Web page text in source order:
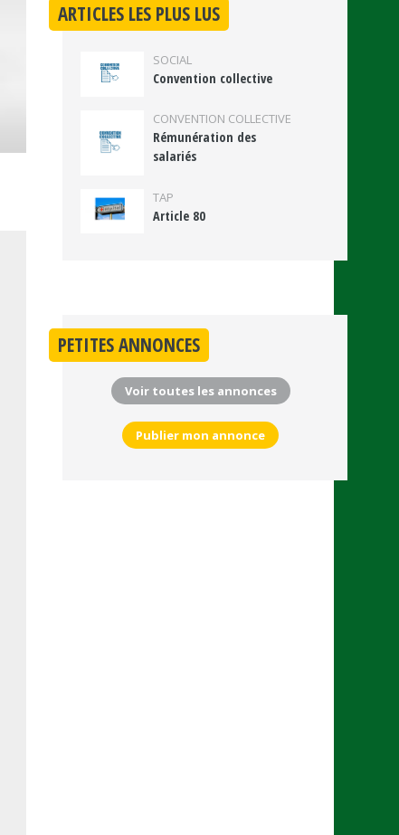
ARTICLES LES PLUS LUS
SOCIAL
Convention collective
CONVENTION COLLECTIVE
Rémunération des
salariés
TAP
Article 80
PETITES ANNONCES
Voir toutes les annonces
Publier mon annonce